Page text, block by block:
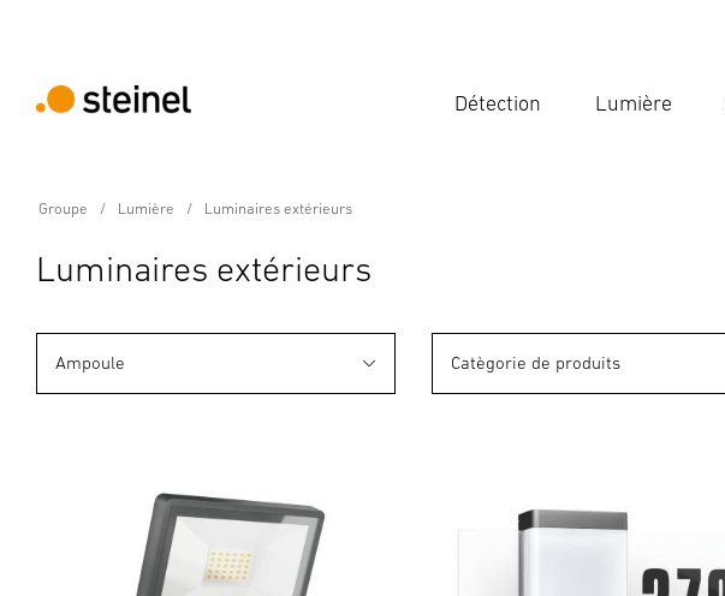
Détection Lumière
Groupe Lumière Luminaires extérieurs
Luminaires extérieurs
Ampoule Catègorie de produits